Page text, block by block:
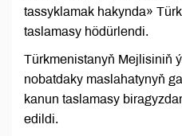
tassyklamak hakynda»
taslamasy hödürlendi.
Türkmenistanyň Mejlisiniň
nobatdaky maslahatynyň
kanun taslamasy
edildi.